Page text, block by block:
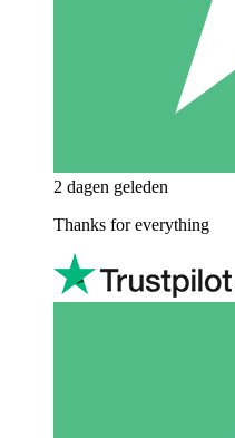
2 dagen geleden
Thanks for everything